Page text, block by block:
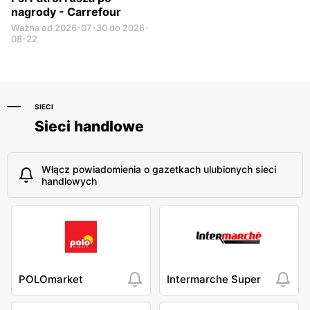
nagrody - Carrefour
Ważna od 2026-07-30 do 2026-
08-22
SIECI
Sieci handlowe
Włącz powiadomienia o gazetkach ulubionych sieci
handlowych
POLOmarket Intermarche Super